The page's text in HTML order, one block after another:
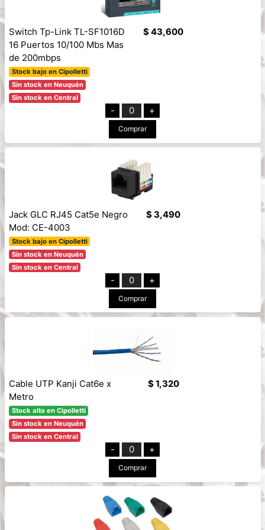
Switch Tp-Link TL-SF1016D
16 Puertos 10/100 Mbs Mas
de 200mbps
Stock bajo en Cipolletti
Sin stock en Neuquén
Sin stock en Central
$ 43,600
- 0 +
Comprar
Jack GLC RJ45 Cat5e Negro
Mod: CE-4003
Stock bajo en Cipolletti
Sin stock en Neuquén
Sin stock en Central
$ 3,490
- 0 +
Comprar
Cable UTP Kanji Cat6e x
Metro
Stock alto en Cipolletti
Sin stock en Neuquén
Sin stock en Central
$ 1,320
- 0 +
Comprar